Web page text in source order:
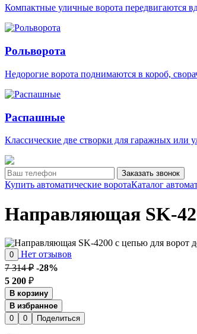
Компактные уличные ворота передвигаются
Рольворота
Недорогие ворота поднимаются в короб,
Распашные
Классические две створки для гаражных или
Заказать звонок
Купить автоматические воротаКаталог
Направляющая SK-
0
Нет отзывов
7 314 ₽ -28%
5 200 ₽
В корзину
В избранное
0
0 Поделиться